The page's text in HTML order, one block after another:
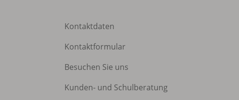
Kontaktdaten
Kontaktformular
Besuchen Sie uns
Kunden- und Schulberatung